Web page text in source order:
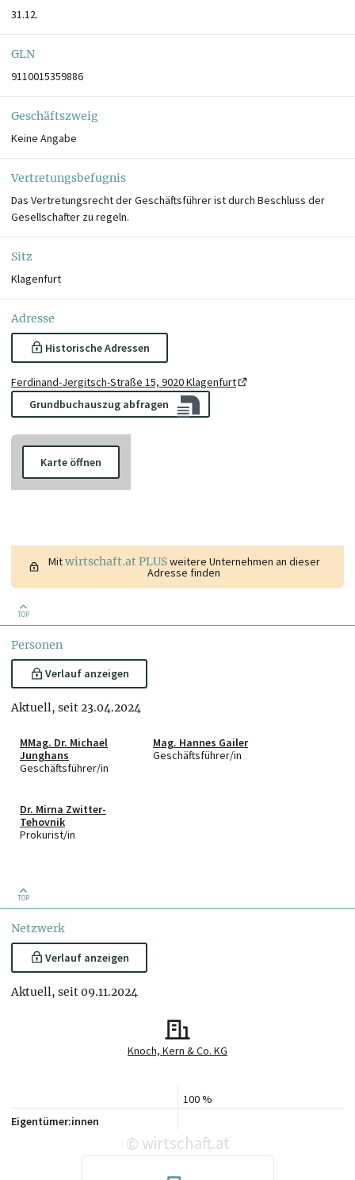
31.12.
GLN
9110015359886
Geschäftszweig
Keine Angabe
Vertretungsbefugnis
Das Vertretungsrecht der Geschäftsführer ist durch Beschluss der
Gesellschafter zu regeln.
Sitz
Klagenfurt
Adresse
Historische Adressen
Ferdinand-Jergitsch-Straße 15, 9020 Klagenfurt
Grundbuchauszug abfragen
Karte öffnen
Mitwirtschaft.at PLUSweitere Unternehmen an dieser
Adresse finden
TOP
Personen
Verlauf anzeigen
Aktuell, seit 23.04.2024
MMag. Dr. Michael
Junghans
Geschäftsführer/in
Mag. Hannes Gailer
Geschäftsführer/in
Dr. Mirna Zwitter-
Tehovnik
Prokurist/in
TOP
Netzwerk
Verlauf anzeigen
Aktuell, seit 09.11.2024
Knoch, Kern & Co. KG
100 %
Eigentümer:innen
© wirtschaft.at